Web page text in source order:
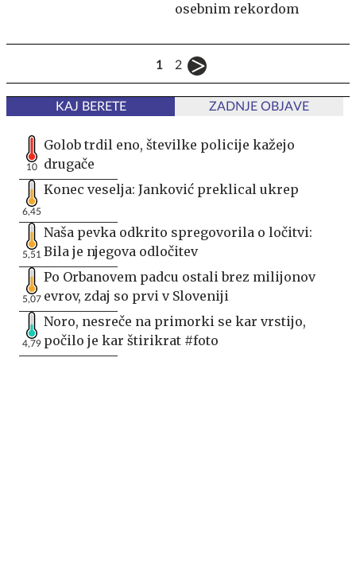
osebnim rekordom
1 2
KAJ BERETE ZADNJE OBJAVE
10
Golob trdil eno, številke policije kažejo
drugače
6,45
Konec veselja: Janković preklical ukrep
5,51
Naša pevka odkrito spregovorila o ločitvi:
Bila je njegova odločitev
5,07
Po Orbanovem padcu ostali brez milijonov
evrov, zdaj so prvi v Sloveniji
4,79
Noro, nesreče na primorki se kar vrstijo,
počilo je kar štirikrat #foto